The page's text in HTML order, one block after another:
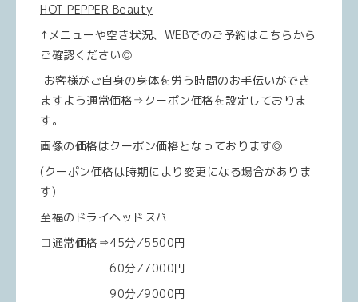
HOT PEPPER Beauty
↑メニューや空き状況、WEBでのご予約はこちらから
ご確認ください◎
お客様がご自身の身体を労う時間のお手伝いができ
ますよう通常価格⇒クーポン価格を設定しておりま
す。
画像の価格はクーポン価格となっております◎
(クーポン価格は時期により変更になる場合がありま
す)
至福のドライヘッドスパ
□通常価格⇒45分⁄5500円
60分⁄7000円
90分⁄9000円